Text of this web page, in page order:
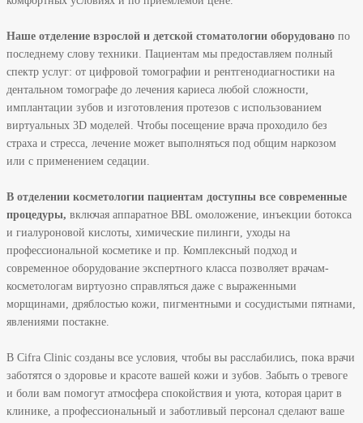
Наше отделение взрослой и детской стоматологии оборудовано по
последнему слову техники. Пациентам мы предоставляем полный
спектр услуг: от цифровой томографии и рентгенодиагностики на
дентальном томографе до лечения кариеса любой сложности,
имплантации зубов и изготовления протезов с использованием
виртуальных 3D моделей. Чтобы посещение врача проходило без
страха и стресса, лечение может выполняться под общим наркозом
или с применением седации.
В отделении косметологии пациентам доступны все современные
процедуры, включая аппаратное BBL омоложение, инъекции ботокса
и гиалуроновой кислоты, химические пилинги, уходы на
профессиональной косметике и пр. Комплексный подход и
современное оборудование экспертного класса позволяет врачам-
косметологам виртуозно справляться даже с выраженными
морщинами, дряблостью кожи, пигментными и сосудистыми пятнами,
явлениями постакне.
В Cifra Clinic созданы все условия, чтобы вы расслабились, пока врачи
заботятся о здоровье и красоте вашей кожи и зубов. Забыть о тревоге
и боли вам помогут атмосфера спокойствия и уюта, которая царит в
клинике, а профессиональный и заботливый персонал сделают ваше